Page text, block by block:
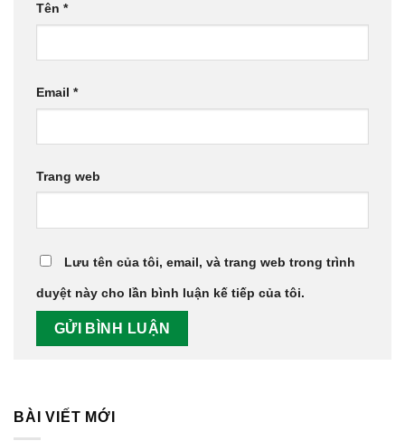
Tên *
Email *
Trang web
Lưu tên của tôi, email, và trang web trong trình
duyệt này cho lần bình luận kế tiếp của tôi.
BÀI VIẾT MỚI